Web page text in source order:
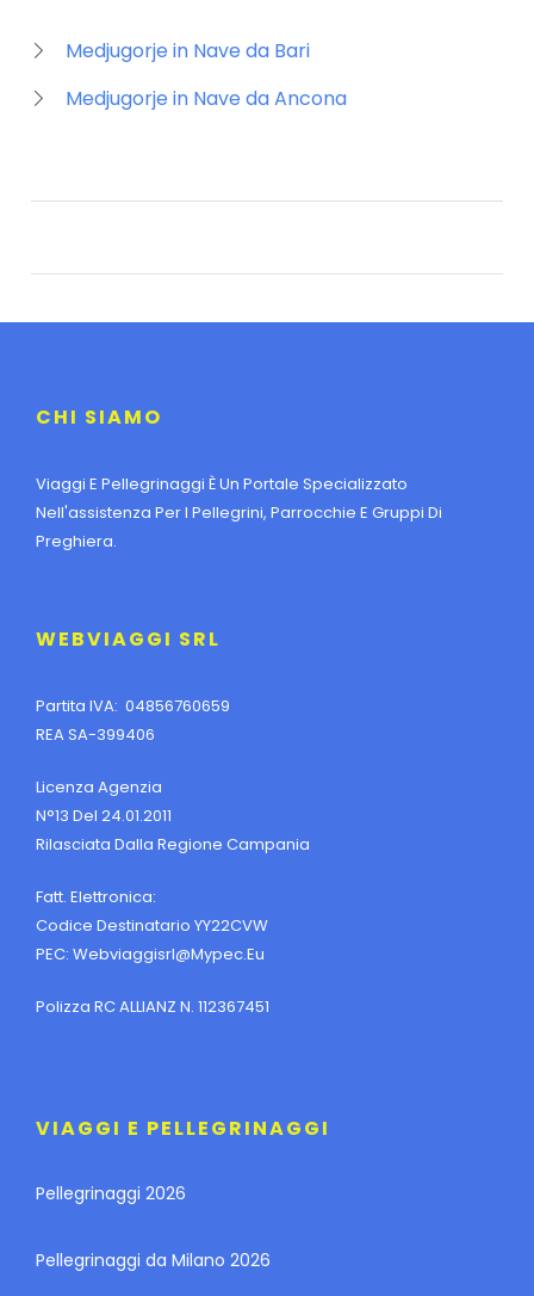
Medjugorje in Nave da Bari
Medjugorje in Nave da Ancona
CHI SIAMO
Viaggi E Pellegrinaggi È Un Portale Specializzato
Nell'assistenza Per I Pellegrini, Parrocchie E Gruppi Di
Preghiera.
WEBVIAGGI SRL
Partita IVA: 04856760659
REA SA-399406
Licenza Agenzia
N°13 Del 24.01.2011
Rilasciata Dalla Regione Campania
Fatt. Elettronica:
Codice Destinatario YY22CVW
PEC: Webviaggisrl@mypec.eu
Polizza RC ALLIANZ N. 112367451
VIAGGI E PELLEGRINAGGI
Pellegrinaggi 2026
Pellegrinaggi da Milano 2026